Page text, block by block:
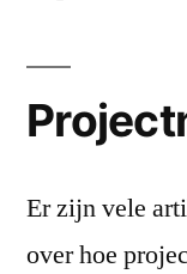
Er zijn vele
over hoe